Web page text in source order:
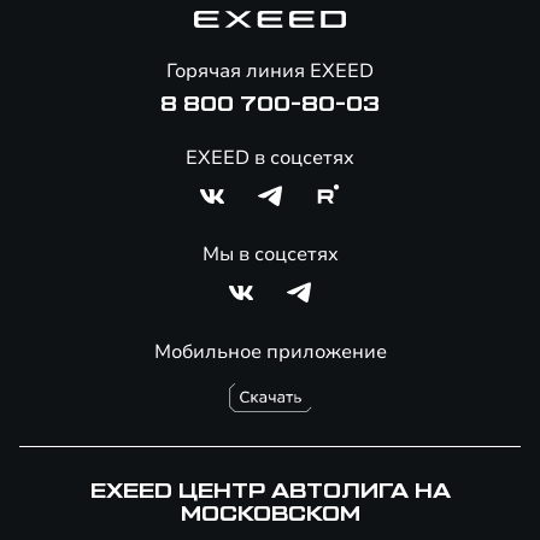
Помощь на дорогах
Мобильное приложение
Горячая линия EXEED
8 800 700-80-03
EXEED в соцсетях
Мы в соцсетях
EXEED ЦЕНТР АВТОЛИГА НА
МОСКОВСКОМ